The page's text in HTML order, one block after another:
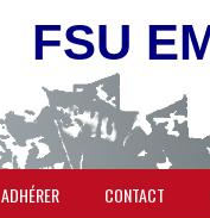
FSU
ADHÉRER CONTACT